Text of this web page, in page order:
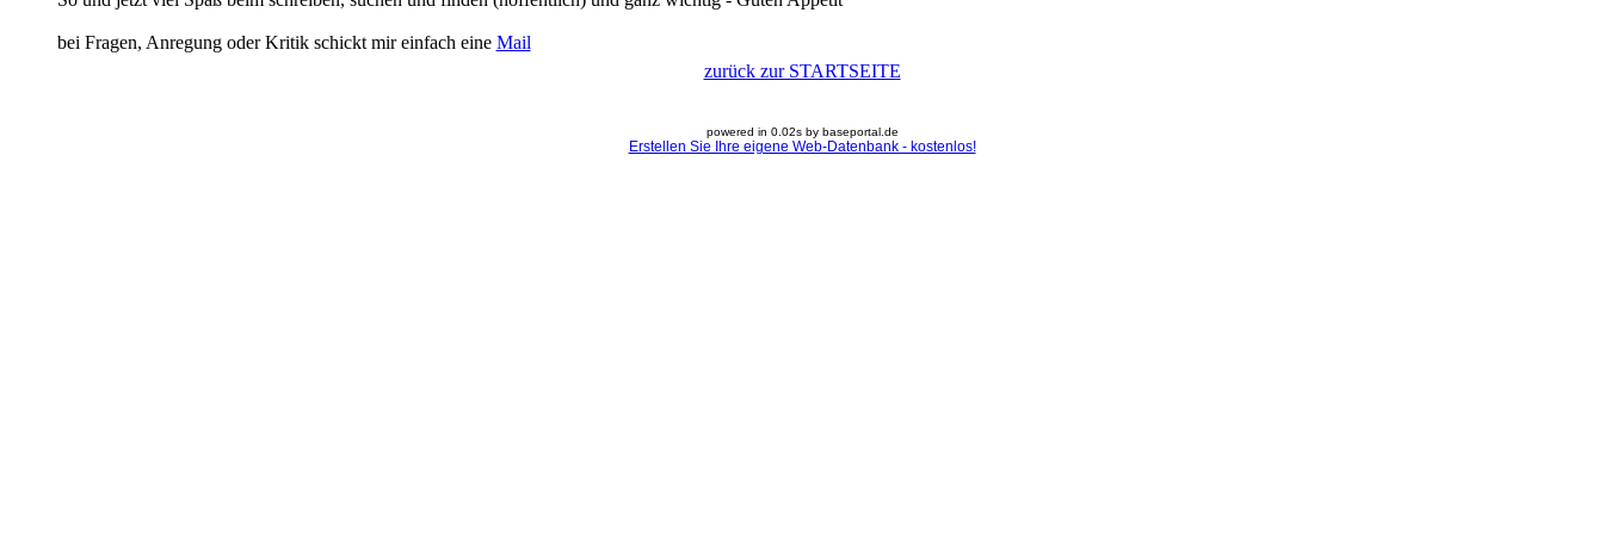
bei Fragen, Anregung oder Kritik schickt mir einfach eine Mail
zurück zur STARTSEITE
powered in 0.02s by baseportal.de
Erstellen Sie Ihre eigene Web-Datenbank - kostenlos!